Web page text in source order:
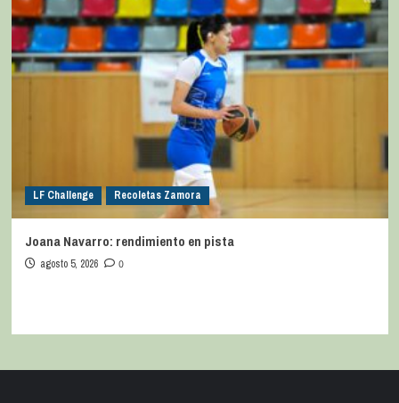
LF Challenge Recoletas Zamora
Joana Navarro: rendimiento en pista
agosto 5, 2026 0